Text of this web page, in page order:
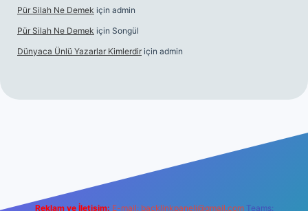
Pür Silah Ne Demek için admin
Pür Silah Ne Demek için Songül
Dünyaca Ünlü Yazarlar Kimlerdir için admin
Reklam ve İletişim: E-mail: backlinkpaneli@gmail.com Teams: